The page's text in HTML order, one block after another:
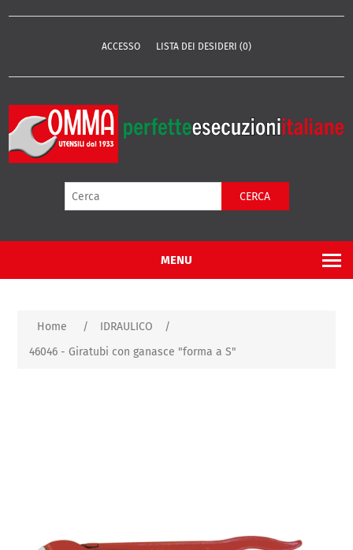
ACCESSO LISTA DEI DESIDERI (0)
CERCA
MENU
Home / IDRAULICO
/
46046 - Giratubi con ganasce "forma a S"